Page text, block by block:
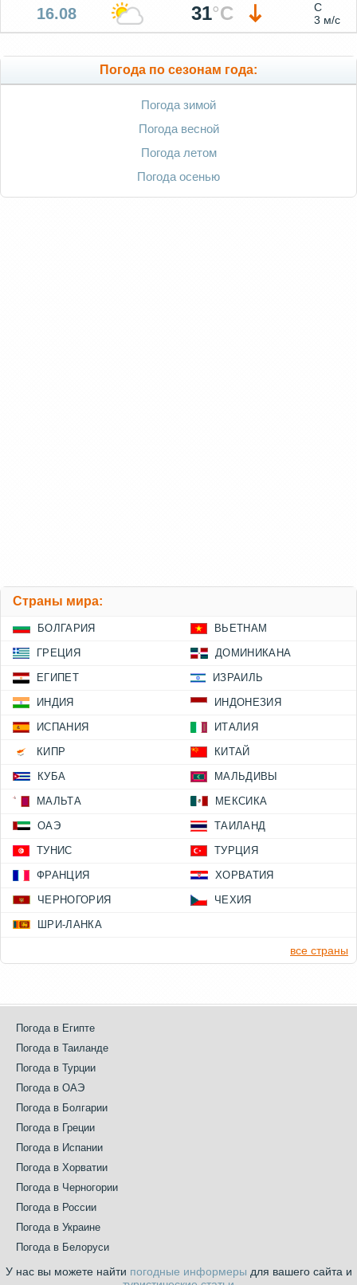
16.08 31°C
С
3 м/с
Погода по сезонам года:
Погода зимой
Погода весной
Погода летом
Погода осенью
Страны мира:
БОЛГАРИЯ ВЬЕТНАМ
ГРЕЦИЯ ДОМИНИКАНА
ЕГИПЕТ ИЗРАИЛЬ
ИНДИЯ ИНДОНЕЗИЯ
ИСПАНИЯ ИТАЛИЯ
КИПР КИТАЙ
КУБА МАЛЬДИВЫ
МАЛЬТА МЕКСИКА
ОАЭ ТАИЛАНД
ТУНИС ТУРЦИЯ
ФРАНЦИЯ ХОРВАТИЯ
ЧЕРНОГОРИЯ ЧЕХИЯ
ШРИ-ЛАНКА
все страны
Погода в Египте
Погода в Таиланде
Погода в Турции
Погода в ОАЭ
Погода в Болгарии
Погода в Греции
Погода в Испании
Погода в Хорватии
Погода в Черногории
Погода в России
Погода в Украине
Погода в Белоруси
У нас вы можете найти погодные информеры для вашего сайта и